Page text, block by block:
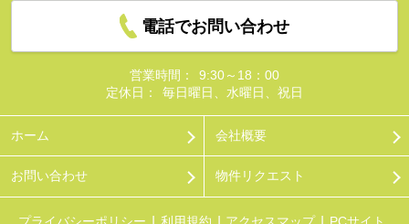
電話でお問い合わせ
営業時間：
9:30～18：00
定休日：
毎日曜日、水曜日、祝日
ホーム 会社概要
お問い合わせ 物件リクエスト